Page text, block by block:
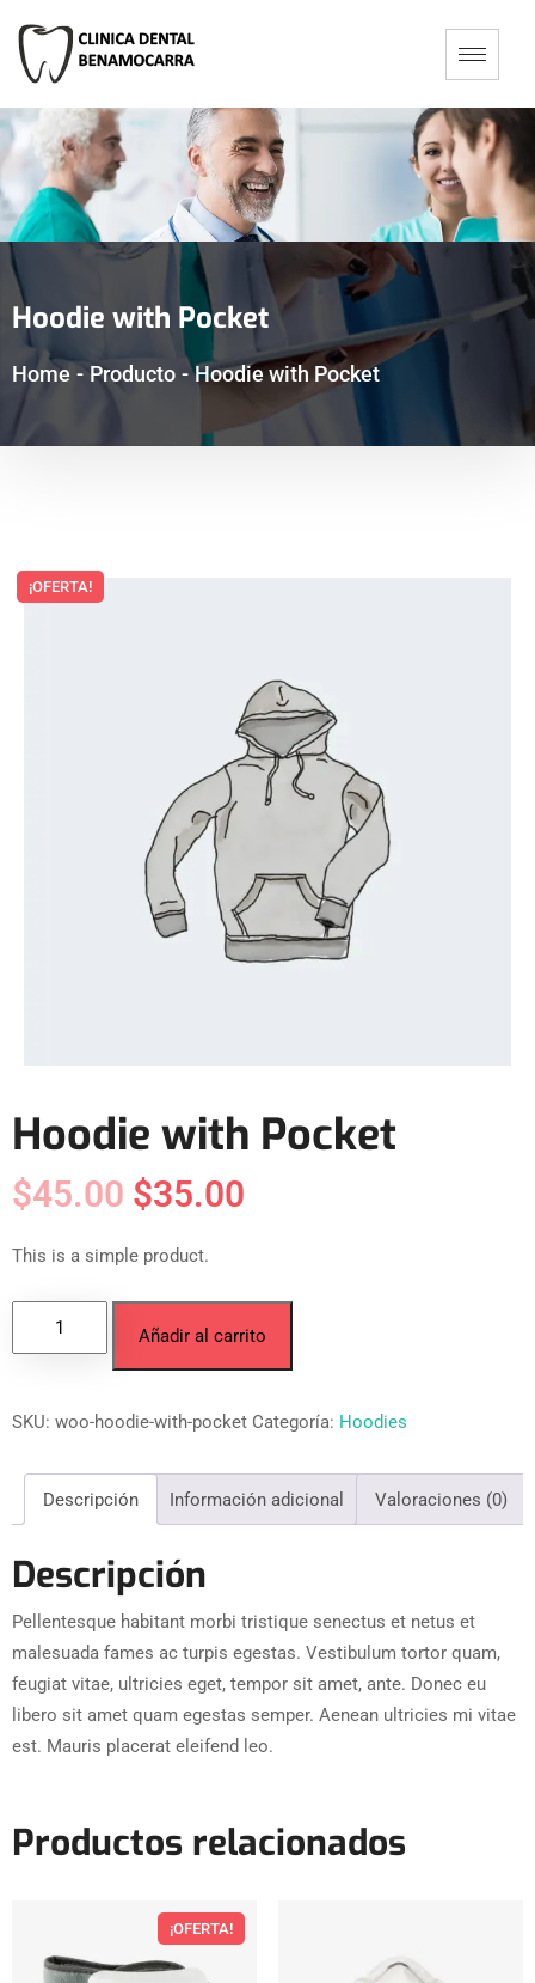
Hoodie with Pocket
Home - Producto - Hoodie with Pocket
¡OFERTA!
Hoodie with Pocket
$45.00 $35.00
This is a simple product.
Añadir al carrito
SKU: woo-hoodie-with-pocket Categoría: Hoodies
Descripción Información adicional Valoraciones (0)
Descripción
Pellentesque habitant morbi tristique senectus et netus et
malesuada fames ac turpis egestas. Vestibulum tortor quam,
feugiat vitae, ultricies eget, tempor sit amet, ante. Donec eu
libero sit amet quam egestas semper. Aenean ultricies mi vitae
est. Mauris placerat eleifend leo.
Productos relacionados
¡OFERTA!